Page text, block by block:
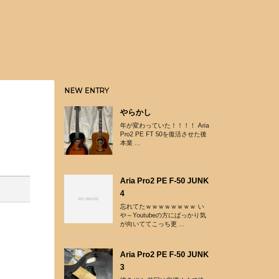
NEW ENTRY
やらかし
年が変わっていた！！！！ Aria
Pro2 PE FT 50を復活させた後
本業 ...
Aria Pro2 PE F-50 JUNK
4
忘れてたｗｗｗｗｗｗｗｗ い
や～Youtubeの方にばっかり気
が向いててこっち更 ...
Aria Pro2 PE F-50 JUNK
3